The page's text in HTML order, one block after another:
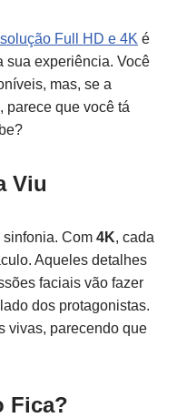
Full HD e 4K é
sua experiência. Você
mas, se a
parece que você tá
Viu
sinfonia. Com 4K, cada
Aqueles detalhes
faciais vão fazer
dos protagonistas.
vivas, parecendo que
Fica?